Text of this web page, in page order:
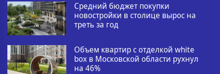
Средний бюджет покупки
новостройки в столице вырос на
треть за год
Объем квартир с отделкой white
box в Московской области рухнул
на 46%